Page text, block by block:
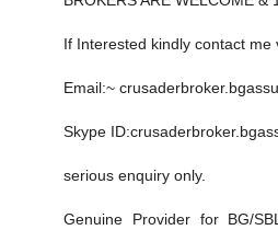
If Interested kindly contact me
Email:~
Skype
serious enquiry only.
Genuine Provider for BG/